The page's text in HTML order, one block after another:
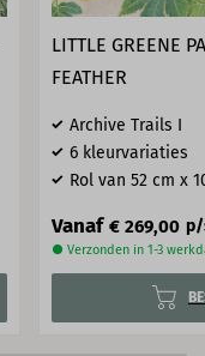
LITTLE GREENE
FEATHER
Archive Trails I
6 kleurvariaties
Rol van 52 cm x
Vanaf € 269,00
● Verzonden in 1-3